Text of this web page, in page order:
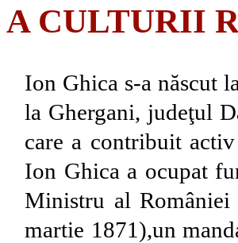
A CULTURII
Ion Ghica s-a născut
la Ghergani, judeţul
care a contribuit
Ion Ghica a ocupat
Ministru al
martie 1871),un